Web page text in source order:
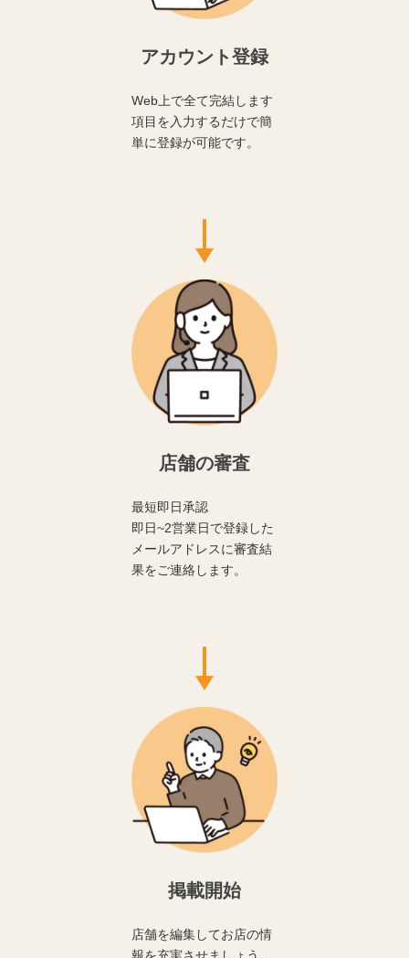
アカウント登録
Web上で全て完結します
項目を入力するだけで簡
単に登録が可能です。
店舗の審査
最短即日承認
即日~2営業日で登録した
メールアドレスに審査結
果をご連絡します。
掲載開始
店舗を編集してお店の情